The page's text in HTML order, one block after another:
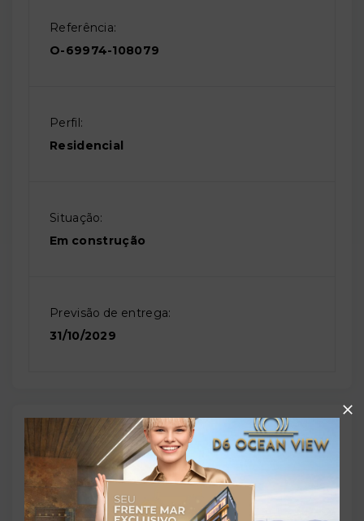
Referência:
O-69974-108079
Perfil:
Residencial
Situação:
Em construção
Previsão de entrega:
31/10/2029
Localização
Rua Mario Giocondo Crocetta, 22 - Ingleses do Rio
Vermelho - Florianópolis/SC- 88058-578